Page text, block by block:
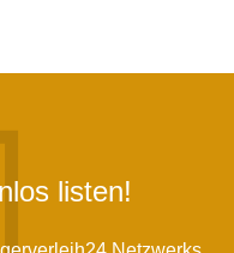
listen!